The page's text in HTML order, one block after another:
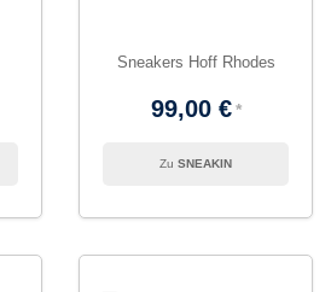
Sneakers Hoff Rhodes
99,00 €
SNEAKIN